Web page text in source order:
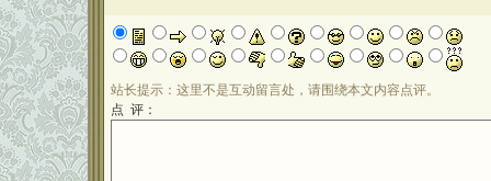
站长提示：这里不是互动留言处，请围绕本文内容点评。
点 评：